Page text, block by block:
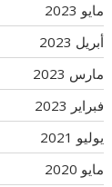
مايو 2023
أبريل 2023
مارس 2023
فبراير 2023
يوليو 2021
مايو 2020